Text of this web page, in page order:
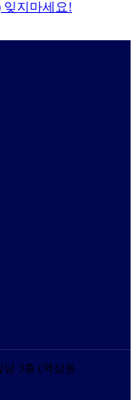
잊지마세요!
딩 3층 (역삼동